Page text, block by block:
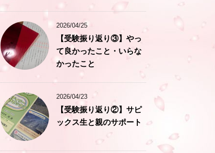
2026/04/25
【受験振り返り③】やっ
て良かったこと・いらな
かったこと
2026/04/23
【受験振り返り②】サピ
ックス生と親のサポート